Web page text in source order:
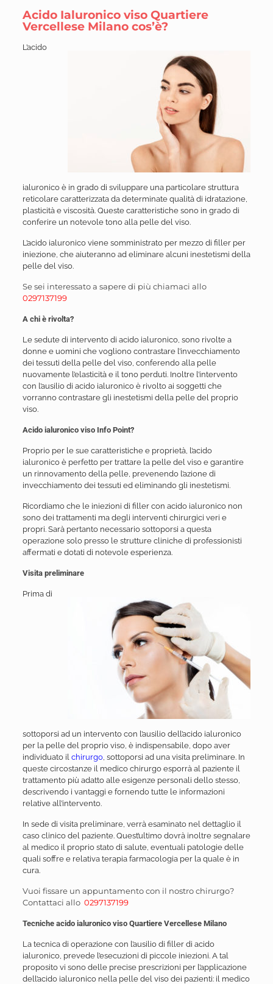
Acido Ialuronico viso Quartiere
Vercellese Milano cos’è?
L’acido
ialuronico è in grado di sviluppare una particolare struttura
reticolare caratterizzata da determinate qualità di idratazione,
plasticità e viscosità. Queste caratteristiche sono in grado di
conferire un notevole tono alla pelle del viso.
L’acido ialuronico viene somministrato per mezzo di filler per
iniezione, che aiuteranno ad eliminare alcuni inestetismi della
pelle del viso.
Se sei interessato a sapere di più chiamaci allo
0297137199
A chi è rivolta?
Le sedute di intervento di acido ialuronico, sono rivolte a
donne e uomini che vogliono contrastare l’invecchiamento
dei tessuti della pelle del viso, conferendo alla pelle
nuovamente l’elasticità e il tono perduti. Inoltre l’intervento
con l’ausilio di acido ialuronico è rivolto ai soggetti che
vorranno contrastare gli inestetismi della pelle del proprio
viso.
Acido ialuronico viso Info Point?
Proprio per le sue caratteristiche e proprietà, l’acido
ialuronico è perfetto per trattare la pelle del viso e garantire
un rinnovamento della pelle, prevenendo l’azione di
invecchiamento dei tessuti ed eliminando gli inestetismi.
Ricordiamo che le iniezioni di filler con acido ialuronico non
sono dei trattamenti ma degli interventi chirurgici veri e
propri. Sarà pertanto necessario sottoporsi a questa
operazione solo presso le strutture cliniche di professionisti
affermati e dotati di notevole esperienza.
Visita preliminare
Prima di
sottoporsi ad un intervento con l’ausilio dell’acido ialuronico
per la pelle del proprio viso, è indispensabile, dopo aver
individuato il chirurgo, sottoporsi ad una visita preliminare. In
queste circostanze il medico chirurgo esporrà al paziente il
trattamento più adatto alle esigenze personali dello stesso,
descrivendo i vantaggi e fornendo tutte le informazioni
relative all’intervento.
In sede di visita preliminare, verrà esaminato nel dettaglio il
caso clinico del paziente. Quest’ultimo dovrà inoltre segnalare
al medico il proprio stato di salute, eventuali patologie delle
quali soffre e relativa terapia farmacologia per la quale è in
cura.
Vuoi fissare un appuntamento con il nostro chirurgo?
Contattaci allo 0297137199
Tecniche acido ialuronico viso Quartiere Vercellese Milano
La tecnica di operazione con l’ausilio di filler di acido
ialuronico, prevede l’esecuzioni di piccole iniezioni. A tal
proposito vi sono delle precise prescrizioni per l’applicazione
dell’acido ialuronico nella pelle del viso dei pazienti: il medico